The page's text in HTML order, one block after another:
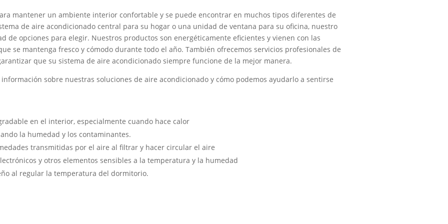
mantener un ambiente interior confortable y se puede encontrar en muchos tipos diferentes de
de aire acondicionado central para su hogar o una unidad de ventana para su oficina, nuestro
de opciones para elegir. Nuestros productos son energéticamente eficientes y vienen con las
se mantenga fresco y cómodo durante todo el año. También ofrecemos servicios profesionales de
que su sistema de aire acondicionado siempre funcione de la mejor manera.
sobre nuestras soluciones de aire acondicionado y cómo podemos ayudarlo a sentirse
en el interior, especialmente cuando hace calor
la humedad y los contaminantes.
transmitidas por el aire al filtrar y hacer circular el aire
y otros elementos sensibles a la temperatura y la humedad
al regular la temperatura del dormitorio.